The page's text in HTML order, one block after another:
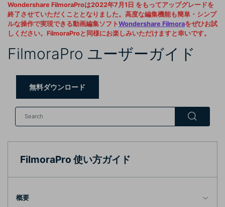
プラン＆価格
サポート
製品機能
AI機能
AIヒント
活用法
Filmoraのユーザー層
ビデオソリューション
動画編集関連知識
動画編集のコツ
サポート
カスタマーサポート
ブランド紹介
Wondershare FilmoraProは2022年7月1日 をもってアップグレードを
終了させていただくこととなりました。高度な編集機能も簡単・シンプ
ルな操作で実現できる動画編集ソフトWondershare Filmoraをぜひお試
しください。FilmoraProと同様にお楽しみいただけますと幸いです。
FilmoraPro ユーザーガイド
無料ダウンロード
FilmoraPro 使い方ガイド
概要